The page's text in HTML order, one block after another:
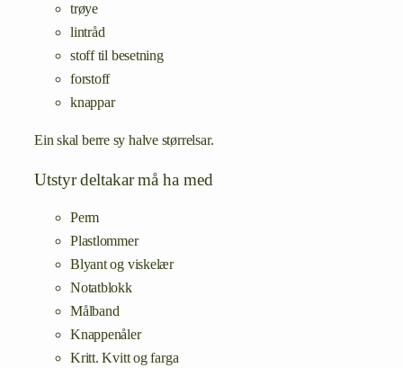
trøye
lintråd
stoff til besetning
forstoff
knappar
Ein skal berre sy halve størrelsar.
Utstyr deltakar må ha med
Perm
Plastlommer
Blyant og viskelær
Notatblokk
Målband
Knappenåler
Kritt. Kvitt og farga